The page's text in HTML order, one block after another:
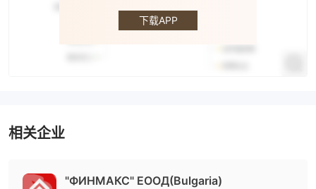
下载APP
CRYPTO
相关企业
"ФИНМАКС" ЕООД(Bulgaria)